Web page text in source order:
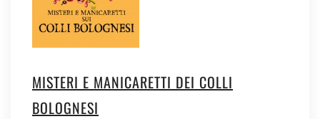
MISTERI E MANICARETTI DEI COLLI
BOLOGNESI